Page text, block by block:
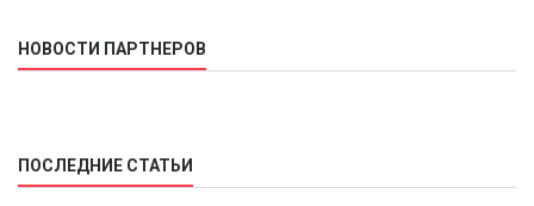
НОВОСТИ ПАРТНЕРОВ
ПОСЛЕДНИЕ СТАТЬИ